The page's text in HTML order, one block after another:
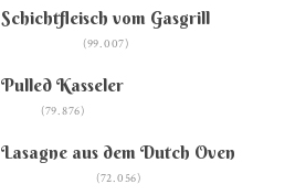
Schichtfleisch vom Gasgrill
(99.007)
Pulled Kasseler
(79.876)
Lasagne aus dem Dutch Oven
(72.056)